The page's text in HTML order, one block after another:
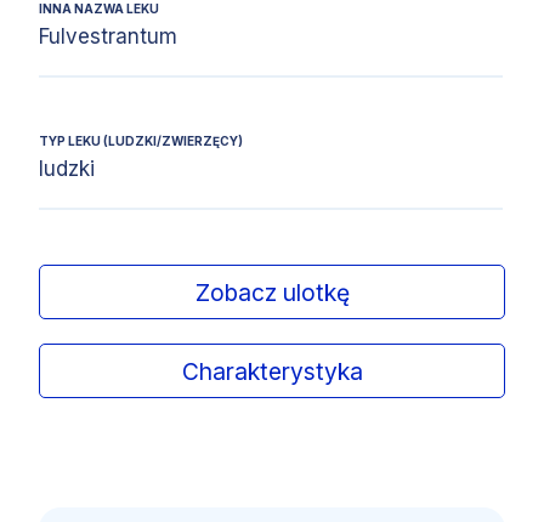
INNA NAZWA LEKU
Fulvestrantum
TYP LEKU (LUDZKI/ZWIERZĘCY)
ludzki
Zobacz ulotkę
Charakterystyka